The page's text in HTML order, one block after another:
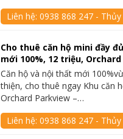
Liên hệ:0938 868 247 -
Cho thuê căn hộ mini đầy
mới 100%, 12 triệu,
Căn hộ và nội thất mới
thiện, cho thuê ngay Khu căn
Orchard Parkview –…
Liên hệ:0938 868 247 -